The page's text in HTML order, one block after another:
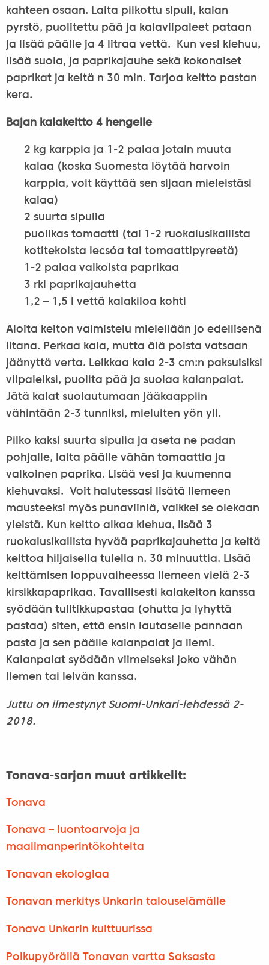
kahteen osaan. Laita pilkottu sipuli, kalan
pyrstö, puolitettu pää ja kalaviipaleet pataan
ja lisää päälle ja 4 litraa vettä. Kun vesi kiehuu,
lisää suola, ja paprikajauhe sekä kokonaiset
paprikat ja keitä n 30 min. Tarjoa keitto pastan
kera.
Bajan kalakeitto 4 hengelle
2 kg karppia ja 1-2 palaa jotain muuta
kalaa (koska Suomesta löytää harvoin
karppia, voit käyttää sen sijaan mieleistäsi
kalaa)
2 suurta sipulia
puolikas tomaatti (tai 1-2 ruokalusikallista
kotitekoista lecsóa tai tomaattipyreetä)
1-2 palaa valkoista paprikaa
3 rkl paprikajauhetta
1,2 – 1,5 l vettä kalakiloa kohti
Aloita keiton valmistelu mielellään jo edellisenä
iltana. Perkaa kala, mutta älä poista vatsaan
jäänyttä verta. Leikkaa kala 2-3 cm:n paksuisiksi
viipaleiksi, puolita pää ja suolaa kalanpalat.
Jätä kalat suolautumaan jääkaappiin
vähintään 2-3 tunniksi, mieluiten yön yli.
Pilko kaksi suurta sipulia ja aseta ne padan
pohjalle, laita päälle vähän tomaattia ja
valkoinen paprika. Lisää vesi ja kuumenna
kiehuvaksi. Voit halutessasi lisätä liemeen
mausteeksi myös punaviiniä, vaikkei se olekaan
yleistä. Kun keitto alkaa kiehua, lisää 3
ruokalusikallista hyvää paprikajauhetta ja keitä
keittoa hiljaisella tulella n. 30 minuuttia. Lisää
keittämisen loppuvaiheessa liemeen vielä 2-3
kirsikkapaprikaa. Tavallisesti kalakeiton kanssa
syödään tulitikkupastaa (ohutta ja lyhyttä
pastaa) siten, että ensin lautaselle pannaan
pasta ja sen päälle kalanpalat ja liemi.
Kalanpalat syödään viimeiseksi joko vähän
liemen tai leivän kanssa.
Juttu on ilmestynyt Suomi-Unkari-lehdessä 2-
2018.
Tonava-sarjan muut artikkelit:
Tonava
Tonava – luontoarvoja ja
maailmanperintökohteita
Tonavan ekologiaa
Tonavan merkitys Unkarin talouselämälle
Tonava Unkarin kulttuurissa
Polkupyörällä Tonavan vartta Saksasta